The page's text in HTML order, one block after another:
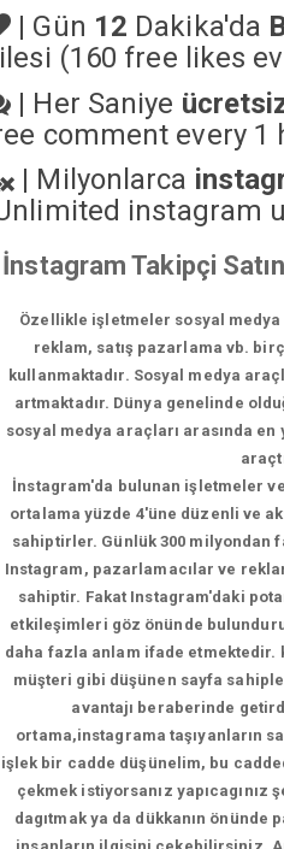
| Gün 12 Dakika'da
(160 free likes
| Her Saniye
comment every 1
| Milyonlarca
instagram
İnstagram Takipçi
Özellikle işletmeler sosyal
reklam, satış pazarlama vb.
kullanmaktadır. Sosyal medya
artmaktadır. Dünya genelinde
sosyal medya araçları arasında
İnstagram'da bulunan işletmeler
ortalama yüzde 4'üne düzenli ve
sahiptirler. Günlük 300 milyondan
Instagram, pazarlamacılar ve
sahiptir. Fakat Instagram'daki
etkileşimleri göz önünde
daha fazla anlam ifade etmektedir.
müşteri gibi düşünen sayfa
avantajı beraberinde
ortama,instagrama taşıyanların
işlek bir cadde düşünelim, bu
çekmek istiyorsanız yapıcagınız
dagıtmak ya da dükkanın önünde